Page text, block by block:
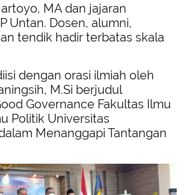
MA dan jajaran
Untan. Dosen, alumni,
tendik hadir terbatas skala
dengan orasi ilmiah oleh
M.Si berjudul
Governance Fakultas Ilmu
Politik Universitas
Menanggapi Tantangan